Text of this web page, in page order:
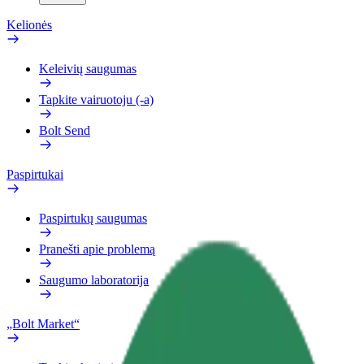
Kelionės
Keleivių saugumas
Tapkite vairuotoju (-a)
Bolt Send
Paspirtukai
Paspirtukų saugumas
Pranešti apie problemą
Saugumo laboratorija
„Bolt Market“